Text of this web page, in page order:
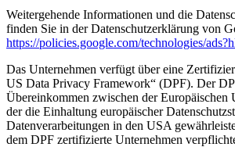
Weitergehende Informationen und die
finden Sie in der Datenschutzerklärung von
https://policies.google.com/technologies/
Das Unternehmen verfügt über eine
US Data Privacy Framework“ (DPF). Der
Übereinkommen zwischen der
der die Einhaltung europäischer
Datenverarbeitungen in den USA
dem DPF zertifizierte Unternehmen